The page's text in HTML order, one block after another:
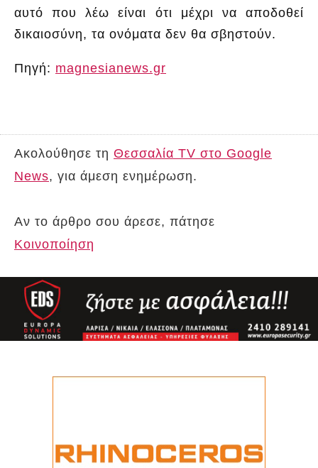
αυτό που λέω είναι ότι μέχρι να αποδοθεί
δικαιοσύνη, τα ονόματα δεν θα σβηστούν.
Πηγή: magnesianews.gr
Ακολούθησε τη Θεσσαλία TV στο Google
News, για άμεση ενημέρωση.
Αν το άρθρο σου άρεσε, πάτησε
Κοινοποίηση